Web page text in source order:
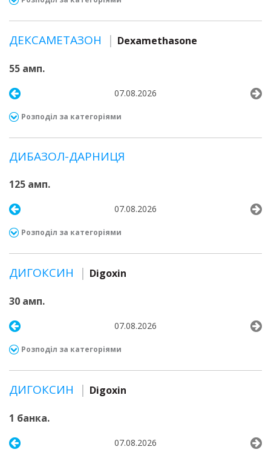
ДЕКСАМЕТАЗОН Dexamethasone
55 амп.
07.08.2026
Розподіл за категоріями
ДИБАЗОЛ-ДАРНИЦЯ
125 амп.
07.08.2026
Розподіл за категоріями
ДИГОКСИН Digoxin
30 амп.
07.08.2026
Розподіл за категоріями
ДИГОКСИН Digoxin
1 банка.
07.08.2026